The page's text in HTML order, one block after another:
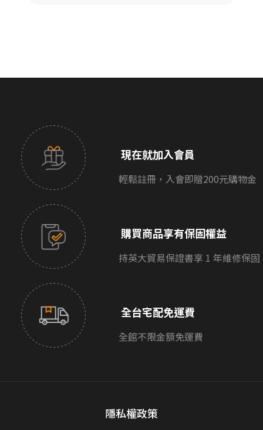
現在就加入會員
輕鬆註冊，入會即贈200元購物金
購買商品享有保固權益
持英大貿易保證書享 1 年維修保固
全台宅配免運費
全館不限金額免運費
隱私權政策